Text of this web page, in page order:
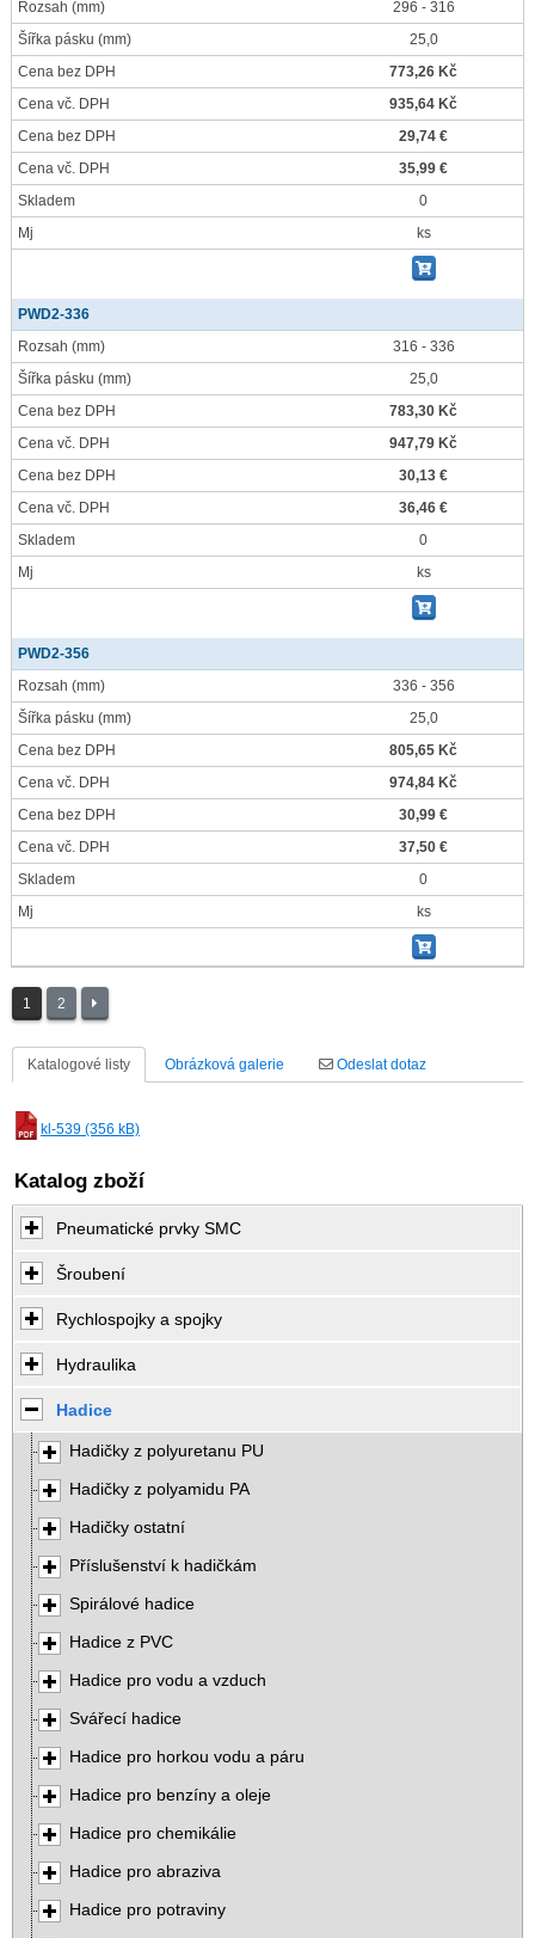
Rozsah (mm)
296 - 316
Šířka pásku (mm)
25,0
Cena bez DPH
773,26 Kč
Cena vč. DPH
935,64 Kč
Cena bez DPH
29,74 €
Cena vč. DPH
35,99 €
Skladem
0
Mj
ks
PWD2-336
Rozsah (mm)
316 - 336
Šířka pásku (mm)
25,0
Cena bez DPH
783,30 Kč
Cena vč. DPH
947,79 Kč
Cena bez DPH
30,13 €
Cena vč. DPH
36,46 €
Skladem
0
Mj
ks
PWD2-356
Rozsah (mm)
336 - 356
Šířka pásku (mm)
25,0
Cena bez DPH
805,65 Kč
Cena vč. DPH
974,84 Kč
Cena bez DPH
30,99 €
Cena vč. DPH
37,50 €
Skladem
0
Mj
ks
1 2
Katalogové listy Obrázková galerie Odeslat dotaz
kl-539 (356 kB)
Katalog zboží
Pneumatické prvky SMC
Šroubení
Rychlospojky a spojky
Hydraulika
Hadice
Hadičky z polyuretanu PU
Hadičky z polyamidu PA
Hadičky ostatní
Příslušenství k hadičkám
Spirálové hadice
Hadice z PVC
Hadice pro vodu a vzduch
Svářecí hadice
Hadice pro horkou vodu a páru
Hadice pro benzíny a oleje
Hadice pro chemikálie
Hadice pro abraziva
Hadice pro potraviny